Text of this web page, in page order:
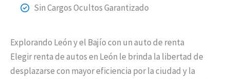
Sin Cargos Ocultos Garantizado
Explorando León y el Bajío con un auto de renta
Elegir renta de autos en León le brinda la libertad de
desplazarse con mayor eficiencia por la ciudad y la